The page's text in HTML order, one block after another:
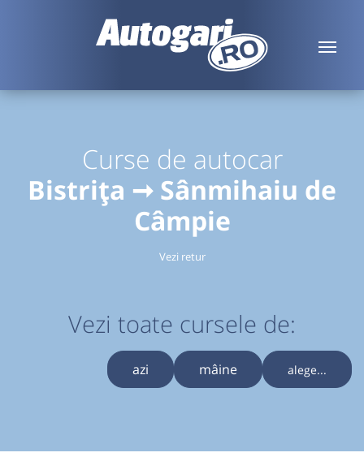
Curse de autocar
Bistrița ➞ Sânmihaiu de
Câmpie
Vezi retur
Vezi toate cursele de:
azi mâine alege...